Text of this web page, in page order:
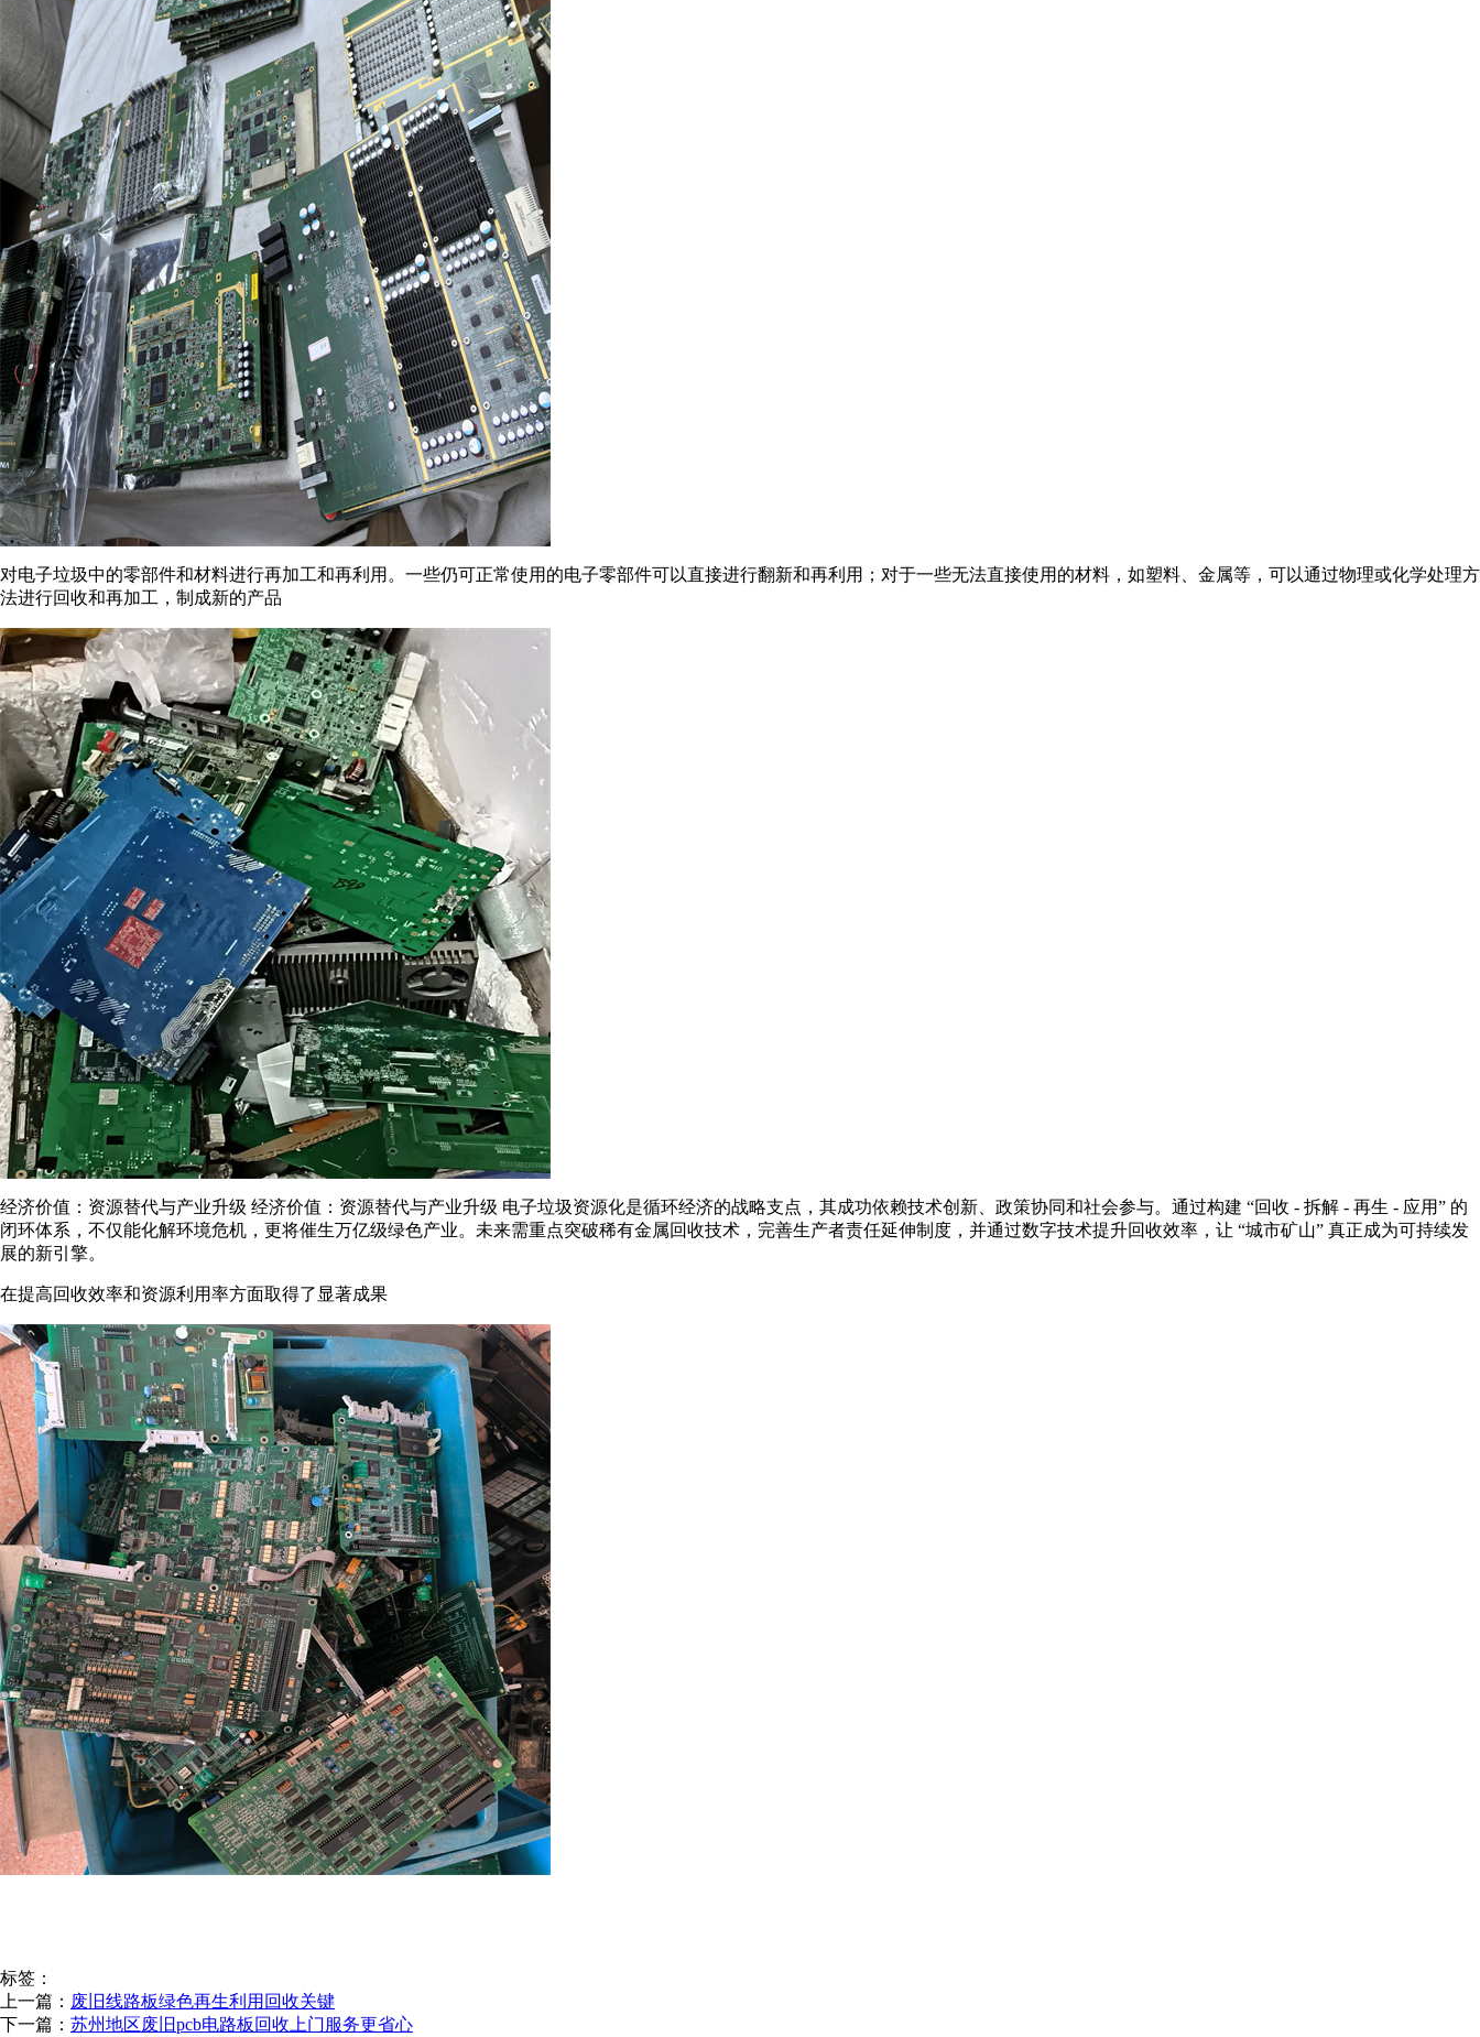
对电子垃圾中的零部件和材料进行再加工和再利用。一些仍可正常使用的电子零部件可以直接进行翻新和再利用；对于一些无法直接使用的材料，如塑料、金属等，可以通过物理或化学处理方
法进行回收和再加工，制成新的产品
经济价值：资源替代与产业升级 经济价值：资源替代与产业升级 电子垃圾资源化是循环经济的战略支点，其成功依赖技术创新、政策协同和社会参与。通过构建 “回收 - 拆解 - 再生 - 应用” 的
闭环体系，不仅能化解环境危机，更将催生万亿级绿色产业。未来需重点突破稀有金属回收技术，完善生产者责任延伸制度，并通过数字技术提升回收效率，让 “城市矿山” 真正成为可持续发
展的新引擎。
在提高回收效率和资源利用率方面取得了显著成果
标签：
上一篇： 废旧线路板绿色再生利用回收关键
下一篇： 苏州地区废旧pcb电路板回收上门服务更省心